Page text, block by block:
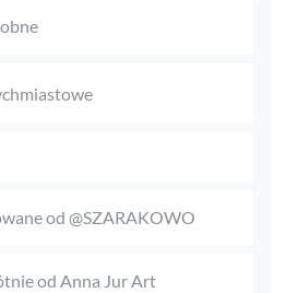
od @SZARAKOWO
od Anna Jur Art